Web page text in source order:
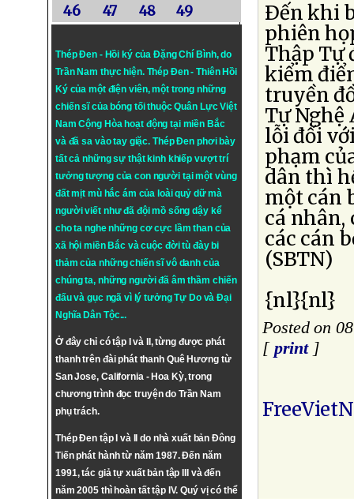
46
47 48 49
Thép Đen - Hồi ký của Đặng Chí Bình, do
Trần Nam thực hiện. Thép Đen- Thiên Hồi
Ký của một điện viên, một trong những
chiến sĩ của bóng tối thuộc Quân Lực Việt
Nam Cộng Hòa hoạt động tại miền Bắc
và đã sa vào tay giặc. Thép Đen phơi bày
tất cả những sự thật kinh khiếp vượt trí
tưởng tượng của con người tại một vùng
đất mịt mù hắc ám của loài quỷ dữ mà
người viết như đã đội mồ sống dậy kể
cho ta nghe những cơ cực lầm than của
xã hội miền Bắc và cuộc đời tù đày bi
thảm của những chiến sĩ vô danh của
chúng ta, những người đã âm thầm chiến
đấu và gục ngã vì lý tưởngTự DovàĐại
Nghĩa Dân Tộc...
Ở đây chỉ có tập I và II, từng được phát
thanh trên đài phát thanh Quê Hương từ
San Jose, California - Hoa Kỳ, trong
chương trình đọc truyện do Trần Nam
phụ trách.
Thép Đen tập I và II do nhà xuất bản Đông
Tiến phát hành từ năm 1987. Đến năm
1991, tác giả tự xuất bản tập III và đến
năm 2005 thì hoàn tất tập IV. Quý vị có thể
Ðến khi
phiên
Thập Tự
kiểm
truyền
Tự
lỗi đối
phạm
dân thì
một cán
cá
các cán
(SBTN)
{nl}{nl}
Posted on
[ print]